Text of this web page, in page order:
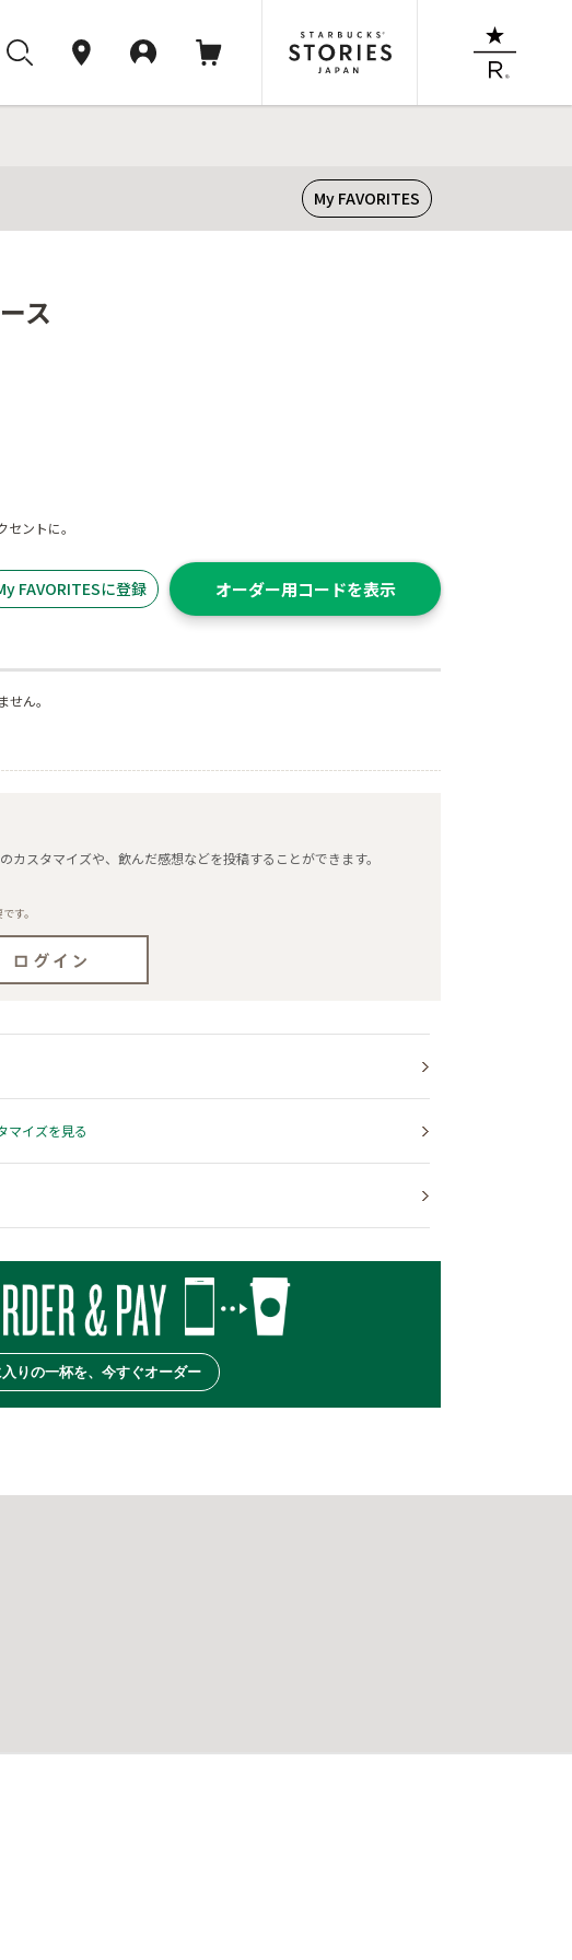
My FAVORITES
ス
ントに。
FAVORITESに登録 オーダー用コードを表示
ん。
カスタマイズや、飲んだ感想などを投稿することができます。
す。
マイズを見る
りの一杯を、今すぐオーダー